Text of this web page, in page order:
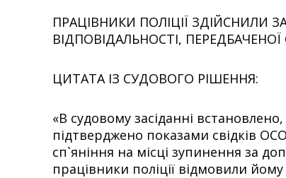
ПРАЦІВНИКИ ПОЛІЦІЇ ЗДІЙСНИЛИ
ВІДПОВІДАЛЬНОСТІ, ПЕРЕДБАЧЕНОЇ
ЦИТАТА ІЗ СУДОВОГО РІШЕННЯ:
«В судовому засіданні
підтверджено показами свідків
сп`яніння на місці зупинення за
працівники поліції відмовили